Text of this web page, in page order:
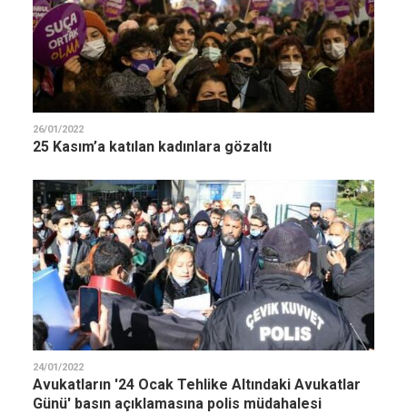
26/01/2022
25 Kasım’a katılan kadınlara gözaltı
24/01/2022
Avukatların '24 Ocak Tehlike Altındaki Avukatlar
Günü' basın açıklamasına polis müdahalesi